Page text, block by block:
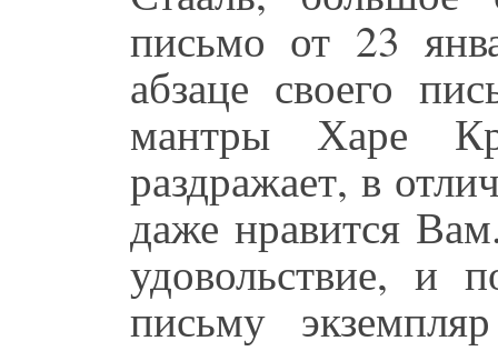
письмо от 23
абзаце своего
мантры Харе
раздражает, в
даже нравится
удовольствие, и
письму